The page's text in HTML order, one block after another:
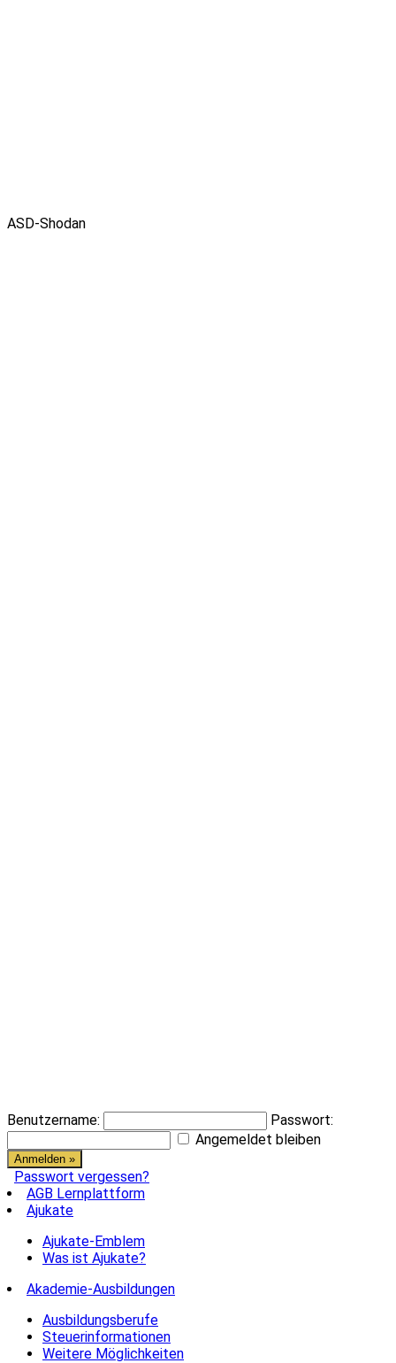
ASD-Shodan
Benutzername:
Passwort:
Angemeldet bleiben
Passwort vergessen?
AGB Lernplattform
Ajukate
Ajukate-Emblem
Was ist Ajukate?
Akademie-Ausbildungen
Ausbildungsberufe
Steuerinformationen
Weitere Möglichkeiten